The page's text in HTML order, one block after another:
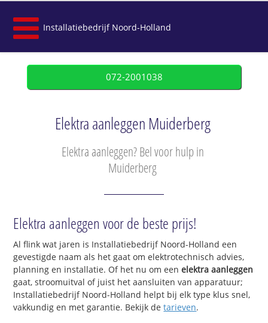
Installatiebedrijf Noord-Holland
072-2001038
Elektra aanleggen Muiderberg
Elektra aanleggen? Bel voor hulp in
Muiderberg
Elektra aanleggen voor de beste prijs!
Al flink wat jaren is Installatiebedrijf Noord-Holland een
gevestigde naam als het gaat om elektrotechnisch advies,
planning en installatie. Of het nu om eenelektra aanleggen
gaat, stroomuitval of juist het aansluiten van apparatuur;
Installatiebedrijf Noord-Holland helpt bij elk type klus snel,
vakkundig en met garantie. Bekijk detarieven.